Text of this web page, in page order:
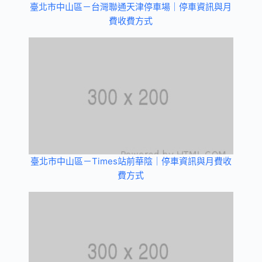
臺北市中山區－台灣聯通天津停車場｜停車資訊與月
費收費方式
臺北市中山區－Times站前華陰｜停車資訊與月費收
費方式